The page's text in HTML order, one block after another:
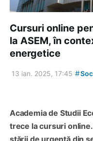
Cursuri online
la ASEM, în
energetice
13 ian. 2025, 17:45 #
Academia de Studii
trece la cursuri
stării de urgență din